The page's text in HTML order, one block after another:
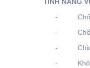
TÍNH NĂNG
- Chống
-
- Chịu
- Không